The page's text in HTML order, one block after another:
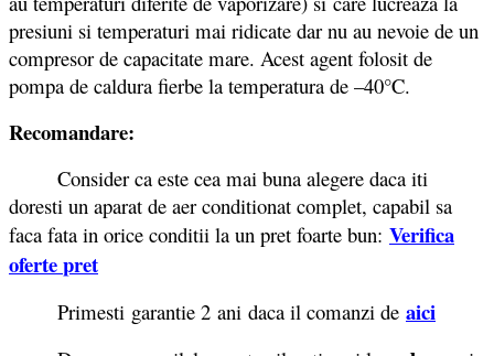
presiuni si temperaturi mai ridicate dar nu au nevoie de un
compresor de capacitate mare. Acest agent folosit de
pompa de caldura fierbe la temperatura de –40°C.
Recomandare:
Consider ca este cea mai buna alegere daca iti
doresti un aparat de aer conditionat complet, capabil sa
faca fata in orice conditii la un pret foarte bun: Verifica
ofertepret
Primesti garantie 2 ani daca il comanzi de aici